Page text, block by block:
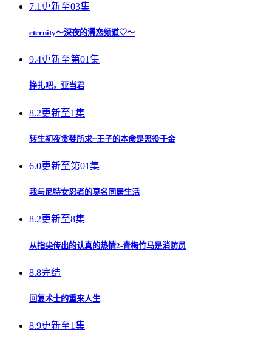
7.1 更新至03集
eternity～深夜的濡恋频道♡～
9.4更新至第01集
挣扎吧，亚当君
8.2更新至1集
转生初夜贪婪所求~王子的本命是恶役千金
6.0更新至第01集
我与尼特女忍者的莫名同居生活
8.2更新至8集
从指尖传出的认真的热情2-青梅竹马是消防员
8.8完结
回复术士的重来人生
8.9更新至1集